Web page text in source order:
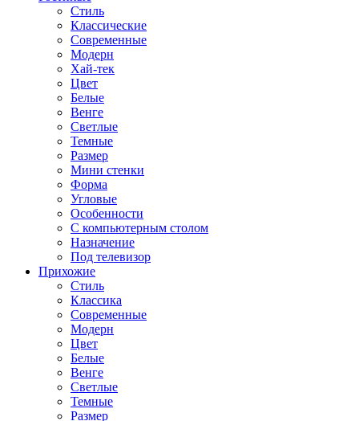
Стиль
Классические
Современные
Модерн
Хай-тек
Цвет
Белые
Венге
Светлые
Темные
Размер
Мини стенки
Форма
Угловые
Особенности
С компьютерным столом
Назначение
Под телевизор
Прихожие
Стиль
Классика
Современные
Модерн
Цвет
Белые
Венге
Светлые
Темные
Размер